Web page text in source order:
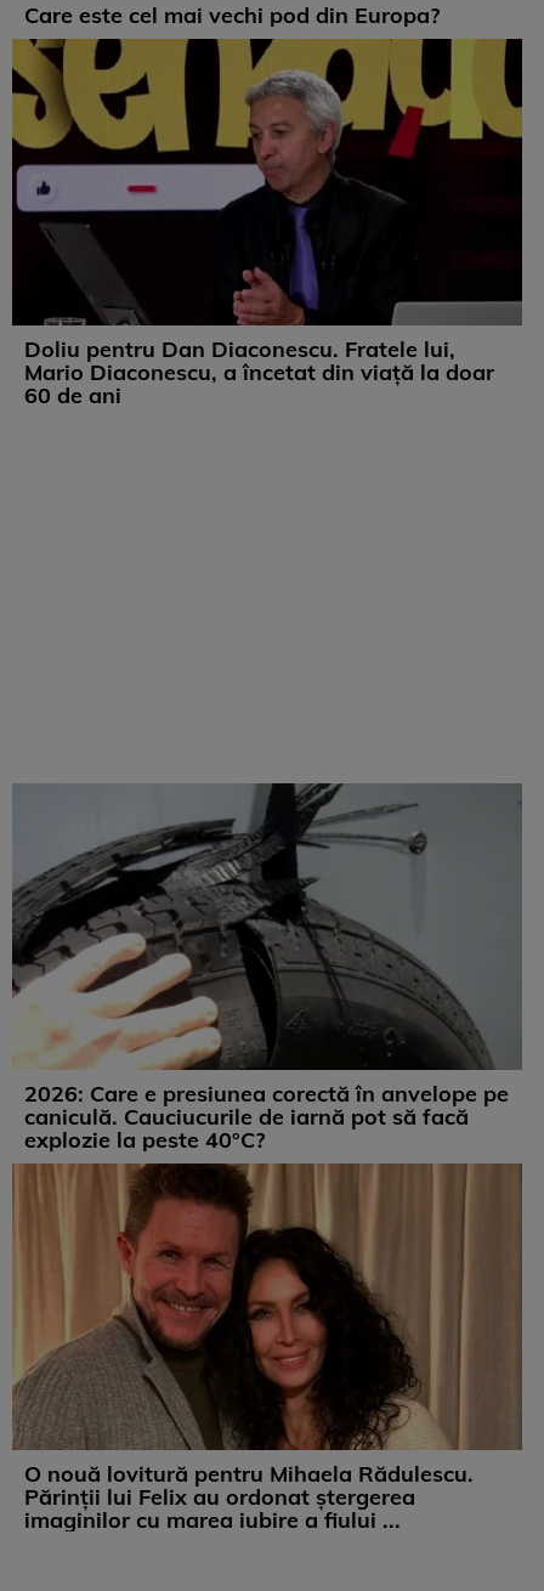
Care este cel mai vechi pod din Europa?
Doliu pentru Dan Diaconescu. Fratele lui,
Mario Diaconescu, a încetat din viață la doar
60 de ani
2026: Care e presiunea corectă în anvelope pe
caniculă. Cauciucurile de iarnă pot să facă
explozie la peste 40°C?
O nouă lovitură pentru Mihaela Rădulescu.
Părinții lui Felix au ordonat ștergerea
imaginilor cu marea iubire a fiului ...